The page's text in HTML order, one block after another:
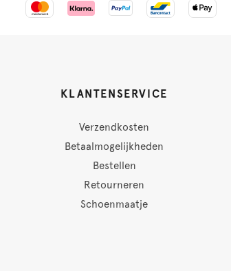
KLANTENSERVICE
Verzendkosten
Betaalmogelijkheden
Bestellen
Retourneren
Schoenmaatje